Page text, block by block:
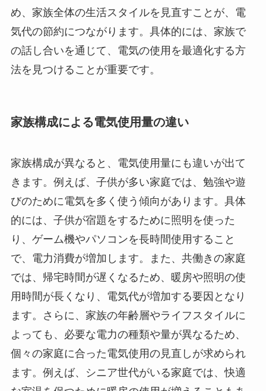
め、家族全体の生活スタイルを見直すことが、電
気代の節約につながります。具体的には、家族で
の話し合いを通じて、電気の使用を最適化する方
法を見つけることが重要です。
家族構成による電気使用量の違い
家族構成が異なると、電気使用量にも違いが出て
きます。例えば、子供が多い家庭では、勉強や遊
びのために電気を多く使う傾向があります。具体
的には、子供が宿題をするために照明を使った
り、ゲーム機やパソコンを長時間使用すること
で、電力消費が増加します。また、共働きの家庭
では、帰宅時間が遅くなるため、暖房や照明の使
用時間が長くなり、電気代が増加する要因となり
ます。さらに、家族の年齢層やライフスタイルに
よっても、必要な電力の種類や量が異なるため、
個々の家庭に合った電気使用の見直しが求められ
ます。例えば、シニア世代がいる家庭では、快適